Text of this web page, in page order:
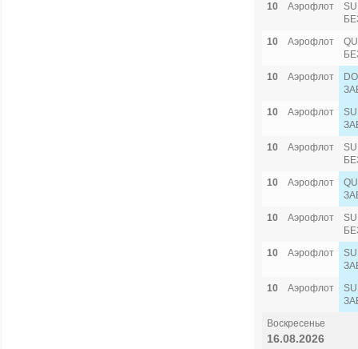
10
Аэрофлот
10
Аэрофлот
10
Аэрофлот
10
Аэрофлот
10
Аэрофлот
10
Аэрофлот
10
Аэрофлот
10
Аэрофлот
10
Аэрофлот
Воскресенье
16.08.2026